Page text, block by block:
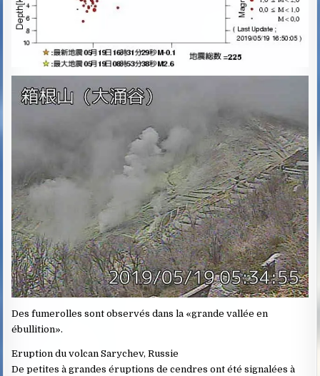
Des fumerolles sont observés dans la «grande vallée en
ébullition».
Eruption du volcan Sarychev, Russie
De petites à grandes éruptions de cendres ont été signalées à